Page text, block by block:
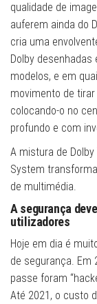
qualidade de
auferem ainda do
cria uma
Dolby
modelos, e em
movimento de
colocando-o no
profundo e com
A mistura de
System
de multimédia.
A segurança
utilizadores
Hoje em dia é
de segurança. Em
passe foram
Até 2021, o custo